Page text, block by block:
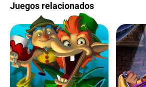
Juegos relacionados